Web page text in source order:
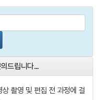
드립니다...
촬영 및 편집 전 과정에 걸